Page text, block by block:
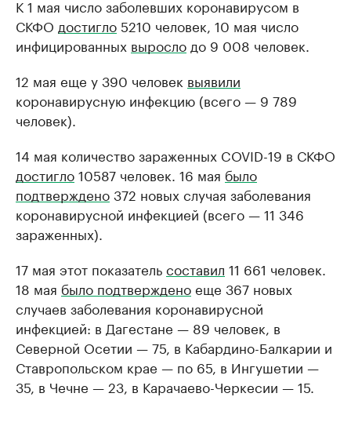
К 1 мая число заболевших коронавирусом в
СКФО достигло 5210 человек, 10 мая число
инфицированных выросло до 9 008 человек.
12 мая еще у 390 человек выявили
коронавирусную инфекцию (всего — 9 789
человек).
14 мая количество зараженных COVID-19 в СКФО
достигло10587 человек. 16 мая было
подтверждено372 новых случая заболевания
коронавирусной инфекцией (всего — 11 346
зараженных).
17 мая этот показательсоставил 11 661 человек.
18 мая было подтвержденоеще 367 новых
случаев заболевания коронавирусной
инфекцией: в Дагестане — 89 человек, в
Северной Осетии — 75, в Кабардино-Балкарии и
Ставропольском крае — по 65, в Ингушетии —
35, в Чечне — 23, в Карачаево-Черкесии — 15.